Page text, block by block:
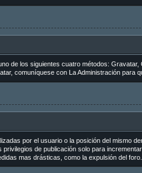
de los siguientes cuatro métodos:
comuníquese con La Administración para
por el usuario o la posición del mismo
de publicación solo para
mas drásticas, como la expulsión del foro.